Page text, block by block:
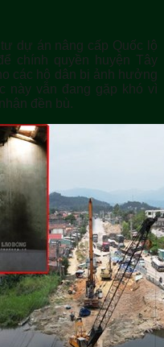
dự án nâng cấp Quốc lộ
chính quyền huyện Tây
các hộ dân bị ảnh hưởng
này vẫn đang gặp khó vì
đền bù.